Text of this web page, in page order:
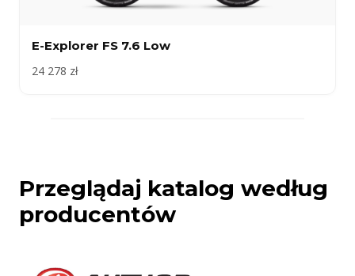
E-Explorer FS 7.6 Low
24 278 zł
Przeglądaj katalog według
producentów